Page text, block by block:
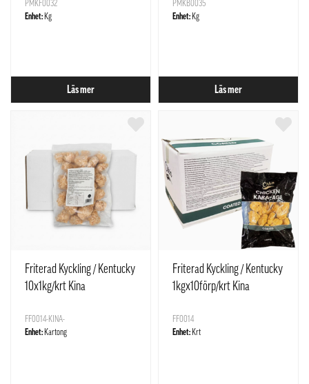
PMKF0032
Enhet: Kg
Läs mer
PMKB0035
Enhet: Kg
Läs mer
Friterad Kyckling / Kentucky
10x1kg/krt Kina
FF0014-KINA-
Enhet: Kartong
Friterad Kyckling / Kentucky
1kgx10förp/krt Kina
FF0014
Enhet: Krt